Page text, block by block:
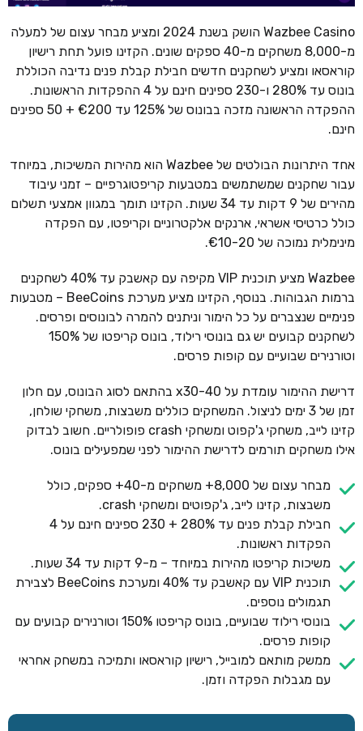
Wazbee Casino הושק בשנת 2024 ומציע מבחר עצום של למעלה
מ-8,000 משחקים מ-40 ספקים שונים. הקזינו פועל תחת רישיון
קוראסאו ומציע לשחקנים חדשים חבילת קבלת פנים נדיבה הכוללת
בונוס עד 280% ו-230 ספינים חינם על 4 ההפקדות הראשונות.
ההפקדה הראשונה מזכה בבונוס של 125% עד €200 + 50 ספינים
חינם.
אחד היתרונות הבולטים של Wazbee הוא מהירות המשיכות, במיוחד
עבור שחקנים שמשתמשים במטבעות קריפטוגרפיים – זמני עיבוד
מהירים של 9 דקות עד 34 שעות. הקזינו תומך במגוון אמצעי תשלום
כולל כרטיסי אשראי, ארנקים אלקטרוניים וקריפטו, עם הפקדה
מינימלית נמוכה של €10-20.
Wazbee מציע תוכנית VIP מקיפה עם קאשבק עד 40% לשחקנים
ברמות הגבוהות. בנוסף, הקזינו מציע מערכת BeeCoins – מטבעות
פנימיים שנצברים על כל הימור וניתנים להמרה לבונוסים ופרסים.
לשחקנים קבועים יש גם בונוסי רילוד, בונוס קריפטו של 150%
וטורנירים שבועיים עם קופות פרסים.
דרישת ההימור עומדת על x30-40 בהתאם לסוג הבונוס, עם חלון
זמן של 3 ימים לניצול. המשחקים כוללים משבצות, משחקי שולחן,
קזינו לייב, משחקי ג'קפוט ומשחקי crash פופולריים. חשוב לבדוק
אילו משחקים תורמים לדרישת ההימור לפני שמפעילים בונוס.
מבחר עצום של 8,000+ משחקים מ-40+ ספקים, כולל
משבצות, קזינו לייב, ג'קפוטים ומשחקי crash.
חבילת קבלת פנים עד 280% + 230 ספינים חינם על 4
הפקדות ראשונות.
משיכות קריפטו מהירות במיוחד – מ-9 דקות עד 34 שעות.
תוכנית VIP עם קאשבק עד 40% ומערכת BeeCoins לצבירת
תגמולים נוספים.
בונוסי רילוד שבועיים, בונוס קריפטו 150% וטורנירים קבועים עם
קופות פרסים.
ממשק מותאם למובייל, רישיון קוראסאו ותמיכה במשחק אחראי
עם מגבלות הפקדה וזמן.